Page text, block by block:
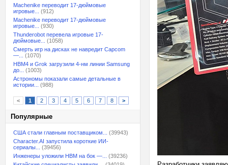
Machenike переводит 17-дюймовые
игровые...
(912)
Machenike переводит 17-дюймовые
игровые...
(930)
Thunderobot перевела игровые 17-
дюймовые...
(1058)
Смерть игр на дисках не навредит Capcom
—...
(1070)
HBM4 и Grok загрузили 4-нм линии Samsung
до...
(1003)
Астрономы показали самые детальные в
истории...
(988)
< 1 2 3 4 5 6 7 8 >
Популярные
США стали главным поставщиком...
(39943)
Character.AI запустила короткие ИИ-
сериалы...
(39456)
Инженеры уложили HBM на бок —...
(39236)